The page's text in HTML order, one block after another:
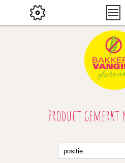
Product